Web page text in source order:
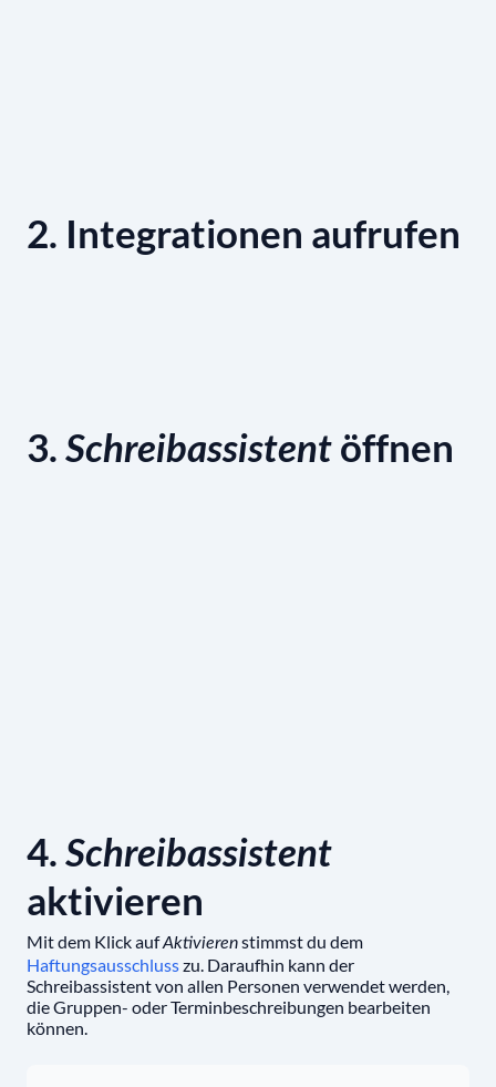
2. Integrationen aufrufen
3. Schreibassistent öffnen
4. Schreibassistent
aktivieren
Mit dem Klick aufAktivierenstimmst du dem
Haftungsausschlusszu. Daraufhin kann der
Schreibassistent von allen Personen verwendet werden,
die Gruppen- oder Terminbeschreibungen bearbeiten
können.